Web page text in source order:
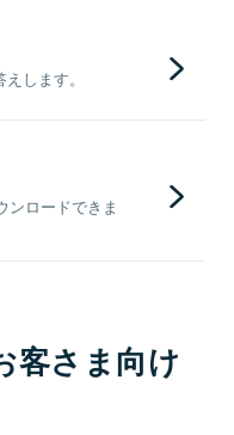
します。
ンロードできま
客さま向け